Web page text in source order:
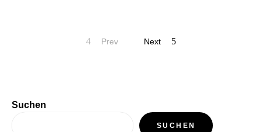
Prev Next
Suchen
SUCHEN